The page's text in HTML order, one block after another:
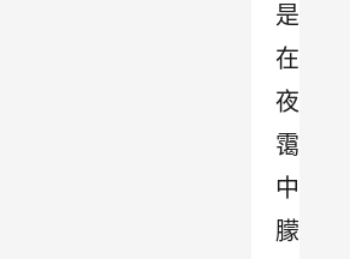
是
在
夜
霭
中
朦